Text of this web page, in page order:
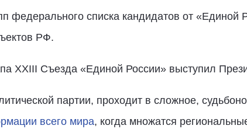
федерального списка кандидатов от «Единой
РФ.
XXIII Съезда «Единой России» выступил
партии, проходит в сложное,
всего мира, когда множатся